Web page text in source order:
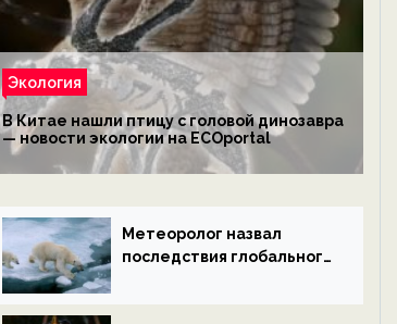
Экология
В Китае нашли птицу с головой динозавра
— новости экологии на ECOportal
Метеоролог назвал
последствия глобального